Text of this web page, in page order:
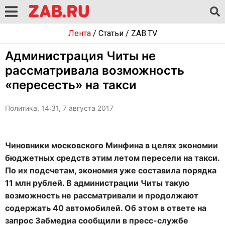
Лента/ Статьи/ ZAB.TV
Администрация Читы не
рассматривала возможность
«пересесть» на такси
Политика, 14:31, 7 августа 2017
Чиновники московского Минфина в целях экономии
бюджетных средств этим летом пересели на такси.
По их подсчетам, экономия уже составила порядка
11 млн рублей. В администрации Читы такую
возможность не рассматривали и продолжают
содержать 40 автомобилей. Об этом в ответе на
запрос Забмедиа сообщили в пресс-службе